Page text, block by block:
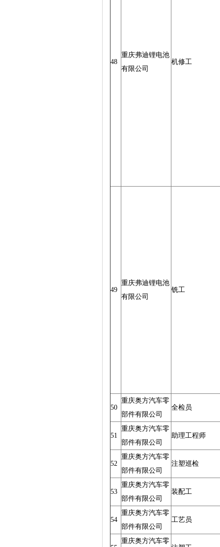
48
重庆弗迪锂电池
有限公司
机修工
49
重庆弗迪锂电池
有限公司
铣工
50
重庆奥方汽车零
部件有限公司
全检员
51
重庆奥方汽车零
部件有限公司
助理工程师
52
重庆奥方汽车零
部件有限公司
注塑巡检
53
重庆奥方汽车零
部件有限公司
装配工
54
重庆奥方汽车零
部件有限公司
工艺员
重庆奥方汽车零